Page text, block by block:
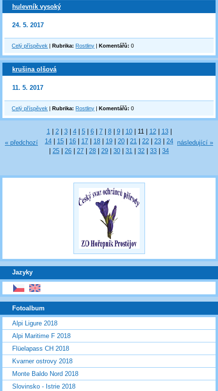
hulevník vysoký
24. 5. 2017
Celý příspěvek |Rubrika: Rostliny |Komentářů: 0
krušina olšová
11. 5. 2017
Celý příspěvek |Rubrika: Rostliny |Komentářů: 0
« předchozí
1 2 3 4 5 6 7 8 9 10 11 12 13
14
15 16 17 18 19 20 21 22 23
24
25 26 27 28 29 30 31 32 33 34
následující »
Jazyky
Fotoalbum
Alpi Ligure 2018
Alpi Maritime F 2018
Flüelapass CH 2018
Kvarner ostrovy 2018
Monte Baldo Nord 2018
Slovinsko - Istrie 2018